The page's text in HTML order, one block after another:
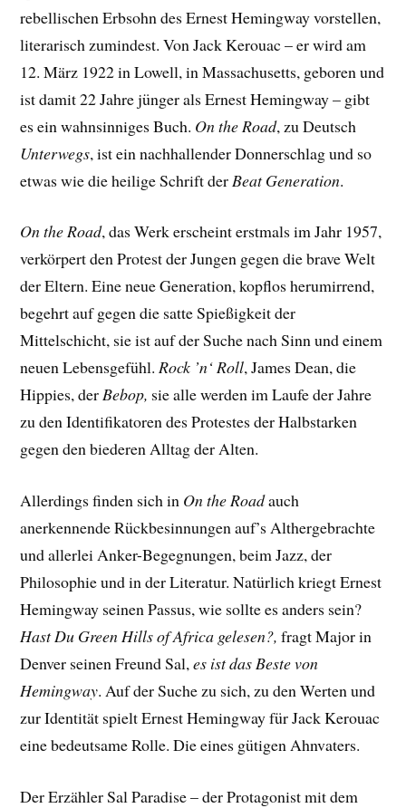
rebellischen Erbsohn des Ernest Hemingway vorstellen,
literarisch zumindest. Von Jack Kerouac – er wird am
12. März 1922 in Lowell, in Massachusetts, geboren und
ist damit 22 Jahre jünger als Ernest Hemingway – gibt
es ein wahnsinniges Buch. On the Road, zu Deutsch
Unterwegs, ist ein nachhallender Donnerschlag und so
etwas wie die heilige Schrift der Beat Generation.
On the Road, das Werk erscheint erstmals im Jahr 1957,
verkörpert den Protest der Jungen gegen die brave Welt
der Eltern. Eine neue Generation, kopflos herumirrend,
begehrt auf gegen die satte Spießigkeit der
Mittelschicht, sie ist auf der Suche nach Sinn und einem
neuen Lebensgefühl.Rock ’n‘ Roll, James Dean, die
Hippies, derBebop, sie alle werden im Laufe der Jahre
zu den Identifikatoren des Protestes der Halbstarken
gegen den biederen Alltag der Alten.
Allerdings finden sich in On the Roadauch
anerkennende Rückbesinnungen auf’s Althergebrachte
und allerlei Anker-Begegnungen, beim Jazz, der
Philosophie und in der Literatur. Natürlich kriegt Ernest
Hemingway seinen Passus, wie sollte es anders sein?
Hast Du Green Hills of Africa gelesen?,fragt Major in
Denver seinen Freund Sal,es ist das Beste von
Hemingway. Auf der Suche zu sich, zu den Werten und
zur Identität spielt Ernest Hemingway für Jack Kerouac
eine bedeutsame Rolle. Die eines gütigen Ahnvaters.
Der Erzähler Sal Paradise – der Protagonist mit dem